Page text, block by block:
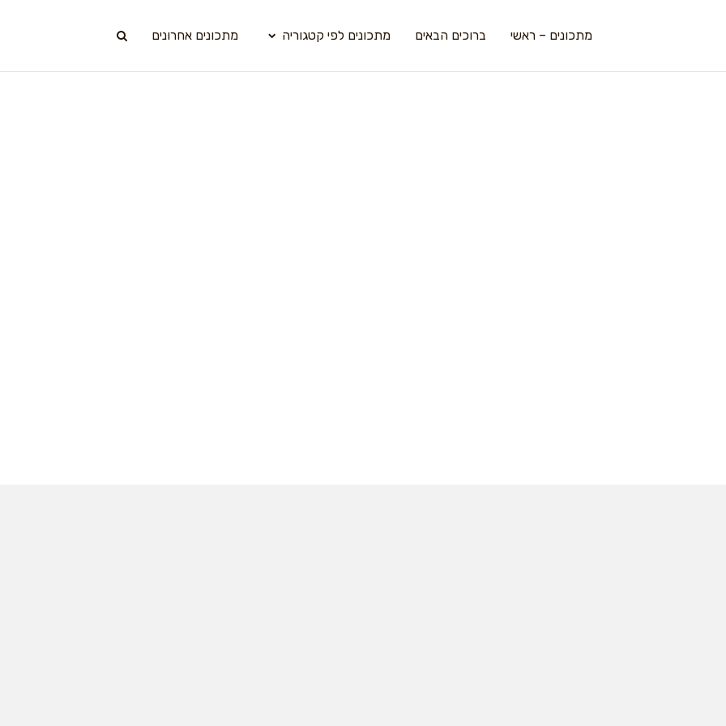
מתכונים – ראשי ברוכים הבאים מתכונים לפי קטגוריה מתכונים אחרונים